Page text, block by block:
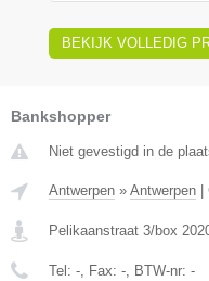
BEKIJK VOLLEDIG
Bankshopper
Niet gevestigd in de
Antwerpen » Antwerpen
Pelikaanstraat 3/box
Tel: - , Fax: - , BTW-nr: -